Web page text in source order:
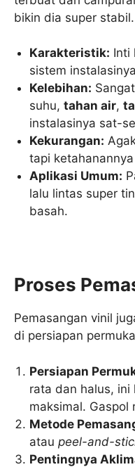
bikin dia super stabil.
Karakteristik: Inti
sistem
Kelebihan:
suhu,tahan air,
instalasinya sat-
Kekurangan:
tapi
Aplikasi Umum:
lalu lintas super
basah.
Proses
Pemasangan vinil
di persiapan
Persiapan
rata dan halus, ini
maksimal. Gaspol
Metode
ataupeel-and-
Pentingnya